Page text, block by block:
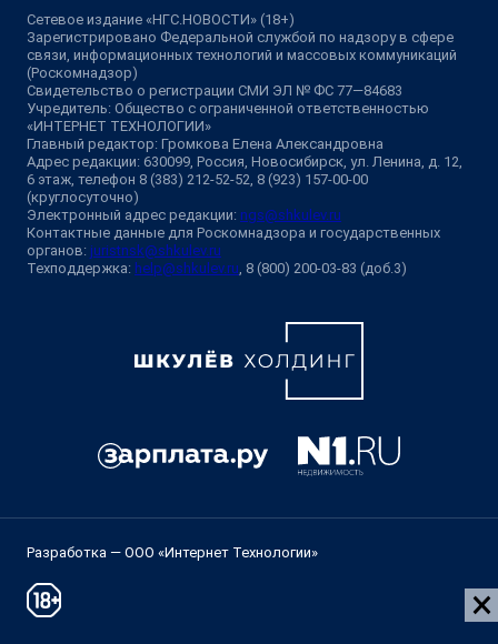
Сетевое издание «НГС.НОВОСТИ» (18+)
Зарегистрировано Федеральной службой по надзору в сфере
связи, информационных технологий и массовых коммуникаций
(Роскомнадзор)
Свидетельство о регистрации СМИ ЭЛ № ФС 77—84683
Учредитель: Общество с ограниченной ответственностью
«ИНТЕРНЕТ ТЕХНОЛОГИИ»
Главный редактор: Громкова Елена Александровна
Адрес редакции: 630099, Россия, Новосибирск, ул. Ленина, д. 12,
6 этаж, телефон 8 (383) 212-52-52, 8 (923) 157-00-00
(круглосуточно)
Электронный адрес редакции: ngs@shkulev.ru
Контактные данные для Роскомнадзора и государственных
органов: juristnsk@shkulev.ru
Техподдержка: help@shkulev.ru , 8 (800) 200-03-83 (доб.3)
Разработка — ООО «Интернет Технологии»